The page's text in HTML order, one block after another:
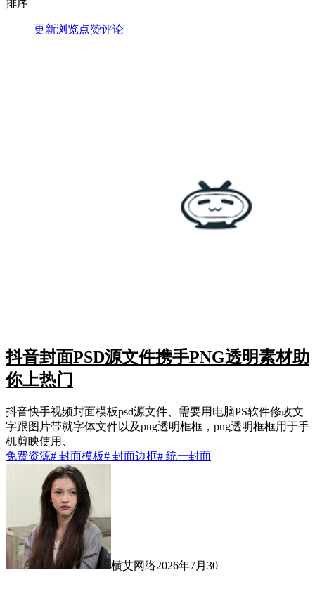
排序
更新浏览点赞评论
抖音封面PSD源文件携手PNG透明素材助
你上热门
抖音快手视频封面模板psd源文件、需要用电脑PS软件修改文
字跟图片带就字体文件以及png透明框框，png透明框框用于手
机剪眏使用、
免费资源# 封面模板# 封面边框# 统一封面
横艾网络2026年7月30